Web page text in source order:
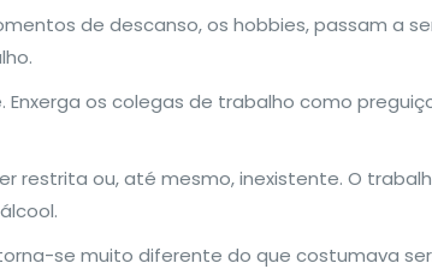
de descanso, os hobbies, passam a
os colegas de trabalho como
restrita ou, até mesmo, inexistente. O
se muito diferente do que costumava